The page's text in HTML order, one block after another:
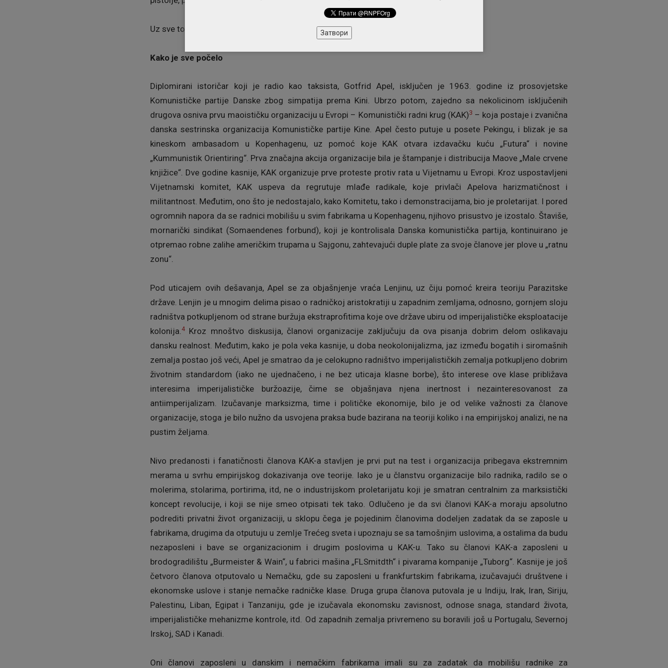
Uz sve to zatiču i dasku za surfovanje.
Kako je sve počelo
Diplomirani istoričar koji je radio kao taksista, Gotfrid Apel, isključen je 1963. godine iz prosovjetske
Komunističke partije Danske zbog simpatija prema Kini. Ubrzo potom, zajedno sa nekolicinom isključenih
drugova osniva prvu maoističku organizaciju u Evropi – Komunistički radni krug (KAK)3 – koja postaje i zvanična
danska sestrinska organizacija Komunističke partije Kine. Apel često putuje u posete Pekingu, i blizak je sa
kineskom ambasadom u Kopenhagenu, uz pomoć koje KAK otvara izdavačku kuću „Futura“ i novine
„Kummunistik Orientiring“. Prva značajna akcija organizacije bila je štampanje i distribucija Maove „Male crvene
knjižice“. Dve godine kasnije, KAK organizuje prve proteste protiv rata u Vijetnamu u Evropi. Kroz uspostavljeni
Vijetnamski komitet, KAK uspeva da regrutuje mlađe radikale, koje privlači Apelova harizmatičnost i
militantnost. Međutim, ono što je nedostajalo, kako Komitetu, tako i demonstracijama, bio je proletarijat. I pored
ogromnih napora da se radnici mobilišu u svim fabrikama u Kopenhagenu, njihovo prisustvo je izostalo. Štaviše,
mornarički sindikat (Somaendenes forbund), koji je kontrolisala Danska komunistička partija, kontinuirano je
otpremao robne zalihe američkim trupama u Sajgonu, zahtevajući duple plate za svoje članove jer plove u „ratnu
zonu“.
Pod uticajem ovih dešavanja, Apel se za objašnjenje vraća Lenjinu, uz čiju pomoć kreira teoriju Parazitske
države. Lenjin je u mnogim delima pisao o radničkoj aristokratiji u zapadnim zemljama, odnosno, gornjem sloju
radništva potkupljenom od strane buržuja ekstraprofitima koje ove države ubiru od imperijalističke eksploatacije
kolonija.4Kroz mnoštvo diskusija, članovi organizacije zaključuju da ova pisanja dobrim delom oslikavaju
dansku realnost. Međutim, kako je pola veka kasnije, u doba neokolonijalizma, jaz između bogatih i siromašnih
zemalja postao još veći, Apel je smatrao da je celokupno radništvo imperijalističkih zemalja potkupljeno dobrim
životnim standardom (iako ne ujednačeno, i ne bez uticaja klasne borbe), što interese ove klase približava
interesima imperijalističke buržoazije, čime se objašnjava njena inertnost i nezainteresovanost za
antiimperijalizam. Izučavanje marksizma, time i političke ekonomije, bilo je od velike važnosti za članove
organizacije, stoga je bilo nužno da usvojena praksa bude bazirana na teoriji koliko i na empirijskoj analizi, ne na
pustim željama.
Nivo predanosti i fanatičnosti članova KAK-a stavljen je prvi put na test i organizacija pribegava ekstremnim
merama u svrhu empirijskog dokazivanja ove teorije. Iako je u članstvu organizacije bilo radnika, radilo se o
molerima, stolarima, portirima, itd, ne o industrijskom proletarijatu koji je smatran centralnim za marksistički
koncept revolucije, i koji se nije smeo otpisati tek tako. Odlučeno je da svi članovi KAK-a moraju apsolutno
podrediti privatni život organizaciji, u sklopu čega je pojedinim članovima dodeljen zadatak da se zaposle u
fabrikama, drugima da otputuju u zemlje Trećeg sveta i upoznaju se sa tamošnjim uslovima, a ostalima da budu
nezaposleni i bave se organizacionim i drugim poslovima u KAK-u. Tako su članovi KAK-a zaposleni u
brodogradilištu „Burmeister & Wain“, u fabrici mašina „FLSmitdth“ i pivarama kompanije „Tuborg“. Kasnije je još
četvoro članova otputovalo u Nemačku, gde su zaposleni u frankfurtskim fabrikama, izučavajući društvene i
ekonomske uslove i stanje nemačke radničke klase. Druga grupa članova putovala je u Indiju, Irak, Iran, Siriju,
Palestinu, Liban, Egipat i Tanzaniju, gde je izučavala ekonomsku zavisnost, odnose snaga, standard života,
imperijalističke mehanizme kontrole, itd. Od zapadnih zemalja privremeno su boravili još u Portugalu, Severnoj
Irskoj, SAD i Kanadi.
Oni članovi zaposleni u danskim i nemačkim fabrikama imali su za zadatak da mobilišu radnike za
Затвори